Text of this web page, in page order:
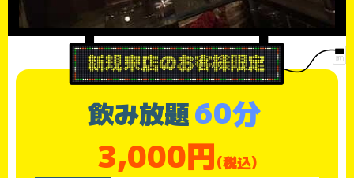
飲み放題60分
3,000円(税込)